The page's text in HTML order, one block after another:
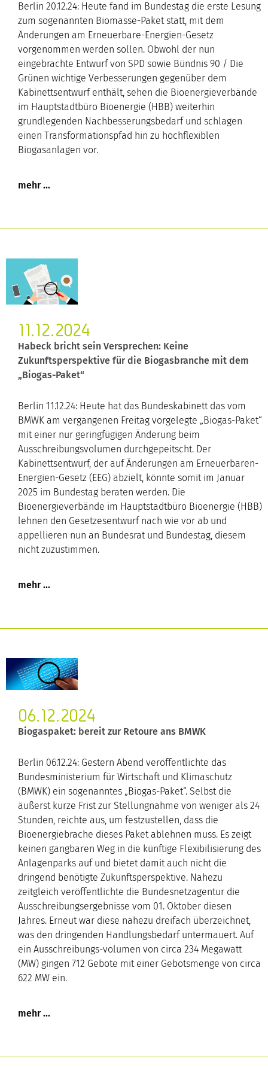
Berlin 20.12.24: Heute fand im Bundestag die erste Lesung
zum sogenannten Biomasse-Paket statt, mit dem
Änderungen am Erneuerbare-Energien-Gesetz
vorgenommen werden sollen. Obwohl der nun
eingebrachte Entwurf von SPD sowie Bündnis 90 / Die
Grünen wichtige Verbesserungen gegenüber dem
Kabinettsentwurf enthält, sehen die Bioenergieverbände
im Hauptstadtbüro Bioenergie (HBB) weiterhin
grundlegenden Nachbesserungsbedarf und schlagen
einen Transformationspfad hin zu hochflexiblen
Biogasanlagen vor.
11.12.2024
Habeck bricht sein Versprechen: Keine
Zukunftsperspektive für die Biogasbranche mit dem
„Biogas-Paket“
Berlin 11.12.24: Heute hat das Bundeskabinett das vom
BMWK am vergangenen Freitag vorgelegte „Biogas-Paket“
mit einer nur geringfügigen Änderung beim
Ausschreibungsvolumen durchgepeitscht. Der
Kabinettsentwurf, der auf Änderungen am Erneuerbaren-
Energien-Gesetz (EEG) abzielt, könnte somit im Januar
2025 im Bundestag beraten werden. Die
Bioenergieverbände im Hauptstadtbüro Bioenergie (HBB)
lehnen den Gesetzesentwurf nach wie vor ab und
appellieren nun an Bundesrat und Bundestag, diesem
nicht zuzustimmen.
06.12.2024
Biogaspaket: bereit zur Retoure ans BMWK
Berlin 06.12.24: Gestern Abend veröffentlichte das
Bundesministerium für Wirtschaft und Klimaschutz
(BMWK) ein sogenanntes „Biogas-Paket“. Selbst die
äußerst kurze Frist zur Stellungnahme von weniger als 24
Stunden, reichte aus, um festzustellen, dass die
Bioenergiebrache dieses Paket ablehnen muss. Es zeigt
keinen gangbaren Weg in die künftige Flexibilisierung des
Anlagenparks auf und bietet damit auch nicht die
dringend benötigte Zukunftsperspektive. Nahezu
zeitgleich veröffentlichte die Bundesnetzagentur die
Ausschreibungsergebnisse vom 01. Oktober diesen
Jahres. Erneut war diese nahezu dreifach überzeichnet,
was den dringenden Handlungsbedarf untermauert. Auf
ein Ausschreibungs-volumen von circa 234 Megawatt
(MW) gingen 712 Gebote mit einer Gebotsmenge von circa
622 MW ein.